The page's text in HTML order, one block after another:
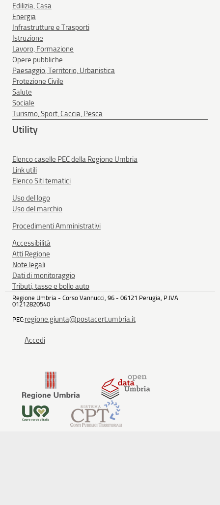
Edilizia, Casa
Energia
Infrastrutture e Trasporti
Istruzione
Lavoro, Formazione
Opere pubbliche
Paesaggio, Territorio, Urbanistica
Protezione Civile
Salute
Sociale
Turismo, Sport, Caccia, Pesca
Utility
Elenco caselle PEC della Regione Umbria
Link utili
Elenco Siti tematici
Uso del logo
Uso del marchio
Procedimenti Amministrativi
Accessibilità
Atti Regione
Note legali
Dati di monitoraggio
Tributi, tasse e bollo auto
Regione Umbria - Corso Vannucci, 96 - 06121 Perugia, P.IVA
01212820540
PEC:regione.giunta@postacert.umbria.it
Accedi